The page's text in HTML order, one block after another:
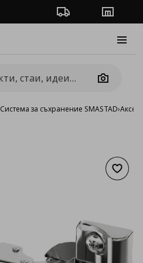
Проследяване на
Camera
Система за съхранение SMASTAD›